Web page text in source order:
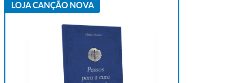
LOJA CANÇÃO NOVA